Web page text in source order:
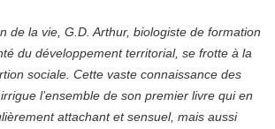
de la vie, G.D. Arthur, biologiste de formation
du développement territorial, se frotte à la
sociale. Cette vaste connaissance des
l’ensemble de son premier livre qui en
attachant et sensuel, mais aussi